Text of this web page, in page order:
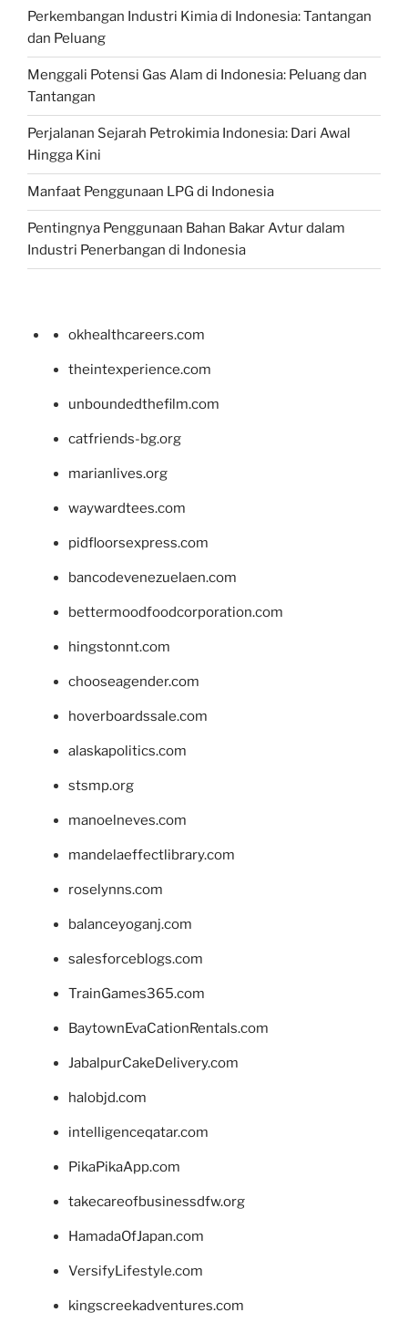
Perkembangan Industri Kimia di Indonesia: Tantangan
dan Peluang
Menggali Potensi Gas Alam di Indonesia: Peluang dan
Tantangan
Perjalanan Sejarah Petrokimia Indonesia: Dari Awal
Hingga Kini
Manfaat Penggunaan LPG di Indonesia
Pentingnya Penggunaan Bahan Bakar Avtur dalam
Industri Penerbangan di Indonesia
okhealthcareers.com
theintexperience.com
unboundedthefilm.com
catfriends-bg.org
marianlives.org
waywardtees.com
pidfloorsexpress.com
bancodevenezuelaen.com
bettermoodfoodcorporation.com
hingstonnt.com
chooseagender.com
hoverboardssale.com
alaskapolitics.com
stsmp.org
manoelneves.com
mandelaeffectlibrary.com
roselynns.com
balanceyoganj.com
salesforceblogs.com
TrainGames365.com
BaytownEvaCationRentals.com
JabalpurCakeDelivery.com
halobjd.com
intelligenceqatar.com
PikaPikaApp.com
takecareofbusinessdfw.org
HamadaOfJapan.com
VersifyLifestyle.com
kingscreekadventures.com